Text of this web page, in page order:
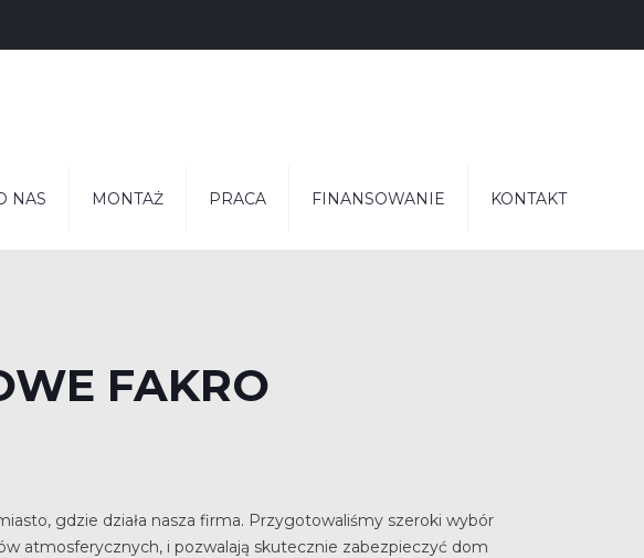
NAS MONTAŻ PRACA FINANSOWANIE KONTAKT
FAKRO
gdzie działa nasza firma. Przygotowaliśmy szeroki wybór
atmosferycznych, i pozwalają skutecznie zabezpieczyć dom